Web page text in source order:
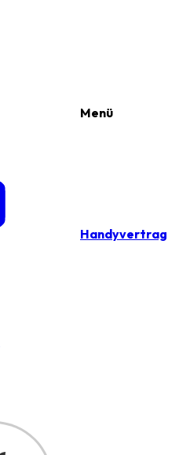
Menü
Handyvertrag